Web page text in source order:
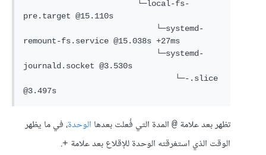
pre.target @15.110s
remount-fs.service @15.038s +27ms
journald.socket @3.530s
@3.497s
تظهر بعد علامة @ المدة التي فُعلت بعدها الوحدة، في ما يظهر
الوقت الذي استغرقته الوحدة للإقلاع بعد علامة +
.